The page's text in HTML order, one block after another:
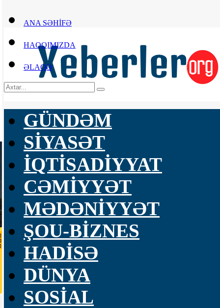
ANA SƏHİFƏ
HAQQIMIZDA
ƏLAQƏ
GÜNDƏM
SİYASƏT
İQTİSADİYYAT
CƏMİYYƏT
MƏDƏNİYYƏT
ŞOU-BİZNES
HADİSƏ
DÜNYA
SOSİAL